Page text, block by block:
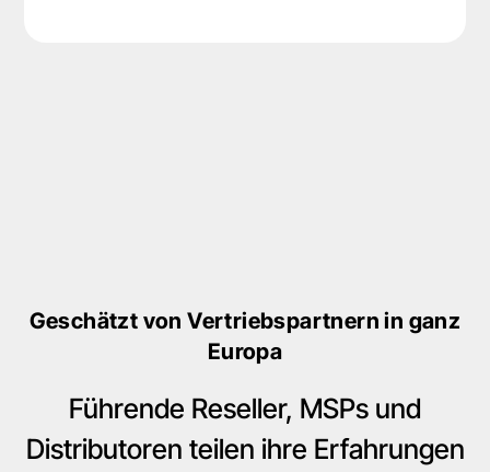
Geschätzt von Vertriebspartnern in ganz
Europa
Führende Reseller, MSPs und
Distributoren teilen ihre Erfahrungen